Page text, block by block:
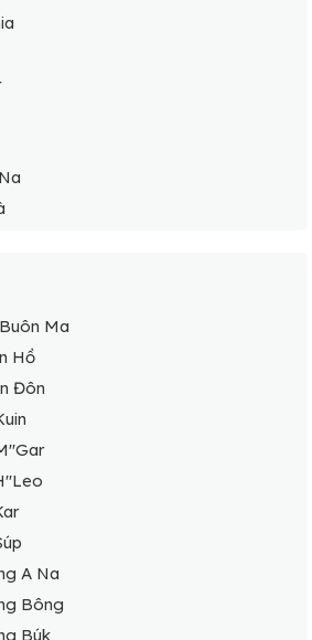
Ma
Hồ
Đôn
A Na
Bông
Búk